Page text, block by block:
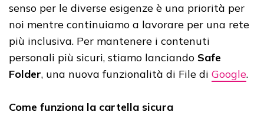
senso per le diverse esigenze è una priorità per
noi mentre continuiamo a lavorare per una rete
più inclusiva. Per mantenere i contenuti
personali più sicuri, stiamo lanciando Safe
Folder, una nuova funzionalità di File di Google.
Come funziona la cartella sicura